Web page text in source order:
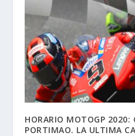
HORARIO MOTOGP 2020:
PORTIMAO. LA ULTIMA